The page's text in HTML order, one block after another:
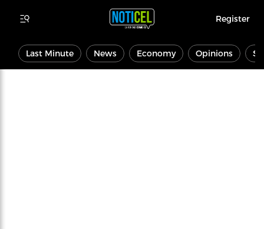
Register
Last Minute News Economy Opinions